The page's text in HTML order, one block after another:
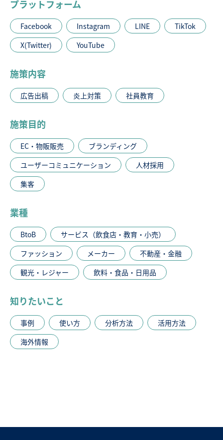
プラットフォーム
Facebook Instagram LINE
TikTok
X(Twitter)
YouTube
施策内容
広告出稿 炎上対策 社員教育
施策目的
EC・物販販売
ブランディング
ユーザーコミュニケーション
人材採用
集客
業種
BtoB
サービス（飲食店・教育・小売）
ファッション
メーカー
不動産・金融
観光・レジャー
飲料・食品・日用品
知りたいこと
事例 使い方 分析方法
活用方法
海外情報